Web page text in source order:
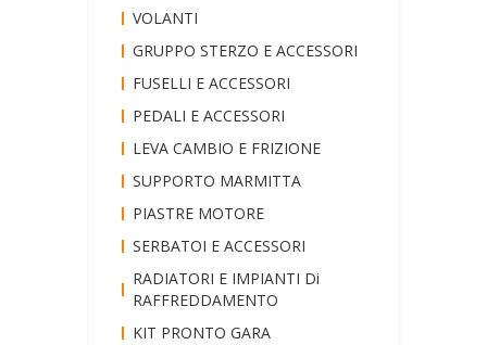
VOLANTI
GRUPPO STERZO E ACCESSORI
FUSELLI E ACCESSORI
PEDALI E ACCESSORI
LEVA CAMBIO E FRIZIONE
SUPPORTO MARMITTA
PIASTRE MOTORE
SERBATOI E ACCESSORI
RADIATORI E IMPIANTI Di
RAFFREDDAMENTO
KIT PRONTO GARA